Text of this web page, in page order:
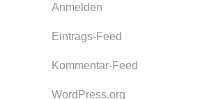
Anmelden
Eintrags-Feed
Kommentar-Feed
WordPress.org